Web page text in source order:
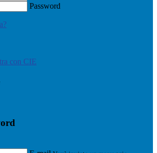
Password
con CIE